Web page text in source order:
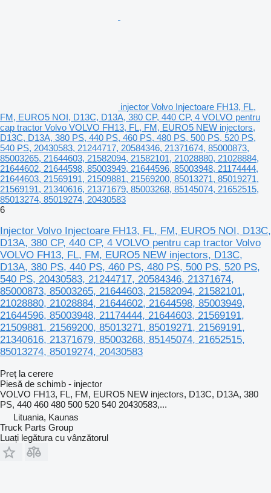
injector Volvo Injectoare FH13, FL,
FM, EURO5 NOI, D13C, D13A, 380 CP, 440 CP, 4 VOLVO pentru
cap tractor Volvo VOLVO FH13, FL, FM, EURO5 NEW injectors,
D13C, D13A, 380 PS, 440 PS, 460 PS, 480 PS, 500 PS, 520 PS,
540 PS, 20430583, 21244717, 20584346, 21371674, 85000873,
85003265, 21644603, 21582094, 21582101, 21028880, 21028884,
21644602, 21644598, 85003949, 21644596, 85003948, 21174444,
21644603, 21569191, 21509881, 21569200, 85013271, 85019271,
21569191, 21340616, 21371679, 85003268, 85145074, 21652515,
85013274, 85019274, 20430583
6
Injector Volvo Injectoare FH13, FL, FM, EURO5 NOI, D13C,
D13A, 380 CP, 440 CP, 4 VOLVO pentru cap tractor Volvo
VOLVO FH13, FL, FM, EURO5 NEW injectors, D13C,
D13A, 380 PS, 440 PS, 460 PS, 480 PS, 500 PS, 520 PS,
540 PS, 20430583, 21244717, 20584346, 21371674,
85000873, 85003265, 21644603, 21582094, 21582101,
21028880, 21028884, 21644602, 21644598, 85003949,
21644596, 85003948, 21174444, 21644603, 21569191,
21509881, 21569200, 85013271, 85019271, 21569191,
21340616, 21371679, 85003268, 85145074, 21652515,
85013274, 85019274, 20430583
Preț la cerere
Piesă de schimb - injector
VOLVO FH13, FL, FM, EURO5 NEW injectors, D13C, D13A, 380
PS, 440 460 480 500 520 540 20430583,...
Lituania, Kaunas
Truck Parts Group
Luați legătura cu vânzătorul